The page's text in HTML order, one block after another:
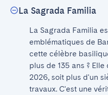
La Sagrada Familia
La Sagrada Familia
emblématiques de
cette célèbre
plus de 135 ans ?
2026, soit plus d'un
travaux. C'est une